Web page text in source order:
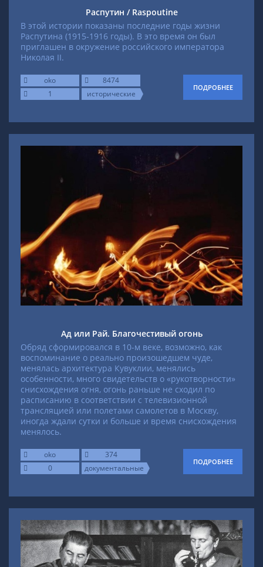
Распутин / Raspoutine
В этой истории показаны последние годы жизни
Распутина (1915-1916 годы). В это время он был
приглашен в окружение российского императора
Николая II.
oko
8474
1
исторические
ПОДРОБНЕЕ
Ад или Рай. Благочестивый огонь
Обряд сформировался в 10-м веке, возможно, как
воспоминание о реально произошедшем чуде,
менялась архитектура Кувуклии, менялись
особенности, много свидетельств о «рукотворности»
снисхождения огня, огонь раньше не сходил по
расписанию в соответствии с телевизионной
трансляцией или полетами самолетов в Москву,
иногда ждали сутки и больше и время снисхождения
менялось.
oko
374
0
документальные
ПОДРОБНЕЕ